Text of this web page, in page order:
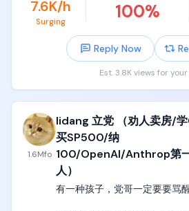
一大堆光量子、超导等等各种
子计算机里实现boson
sampling这些垃圾算法里实现
下的垃圾算法专用qubit电路。
我反反复复讲过一个定律，
的量子霸权，那么这件事的震
3在2020年的发布，红杉的各
个亿的现金，上门磕头求着这
到时候不仅全世界所有新闻头
影，新加坡、英国、法国所有
7.6K/h
Surging 100%
Reply Now
Est. 3.8K views for
1.6Mfo
lidang 立党 （劝人卖房/
买SP500/纳
100/OpenAI/Anthrop第
人）
有一种孩子，党哥一定要要骂醒